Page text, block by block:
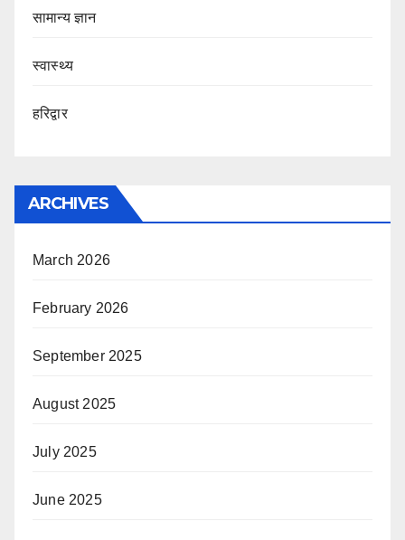
सामान्य ज्ञान
स्वास्थ्य
हरिद्वार
ARCHIVES
March 2026
February 2026
September 2025
August 2025
July 2025
June 2025